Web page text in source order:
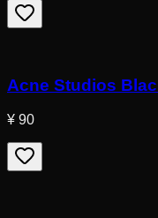
Acne Studios
¥ 90